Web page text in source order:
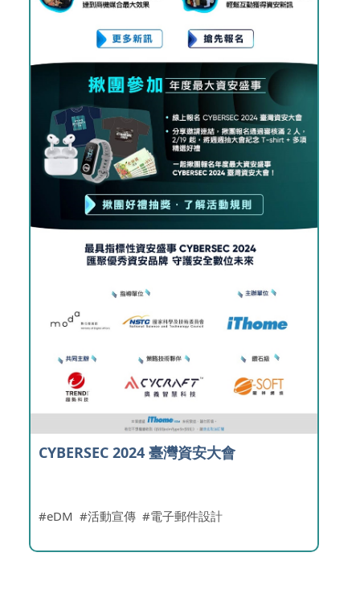
CYBERSEC 2024 臺灣資安大會
eDM 活動宣傳 電子郵件設計